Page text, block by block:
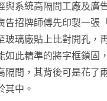
與系統高隔間工廠及廣
告招牌師傅先印製一張
玻璃廠貼上比對開孔，
如此精準的將字框鎖固
隔間，其背後可是花了
其中。